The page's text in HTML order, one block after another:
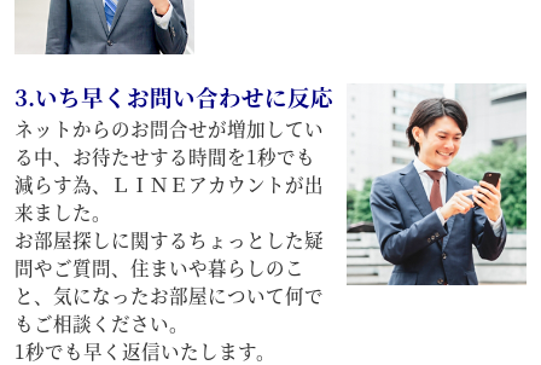
3.いち早くお問い合わせに反応
ネットからのお問合せが増加してい
る中、お待たせする時間を1秒でも
減らす為、ＬＩＮＥアカウントが出
来ました。
お部屋探しに関するちょっとした疑
問やご質問、住まいや暮らしのこ
と、気になったお部屋について何で
もご相談ください。
1秒でも早く返信いたします。